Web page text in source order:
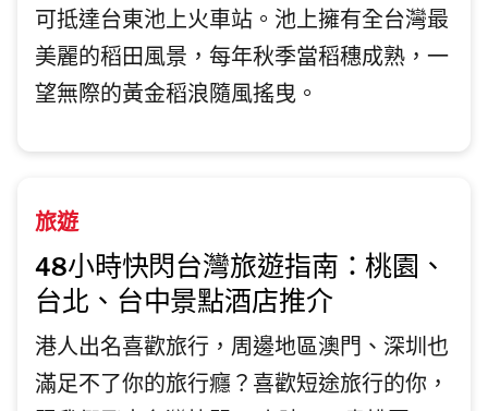
可抵達台東池上火車站。池上擁有全台灣最
美麗的稻田風景，每年秋季當稻穗成熟，一
望無際的黃金稻浪隨風搖曳。
旅遊
48小時快閃台灣旅遊指南：桃園、
台北、台中景點酒店推介
港人出名喜歡旅行，周邊地區澳門、深圳也
滿足不了你的旅行癮？喜歡短途旅行的你，